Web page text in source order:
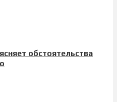
обстоятельства